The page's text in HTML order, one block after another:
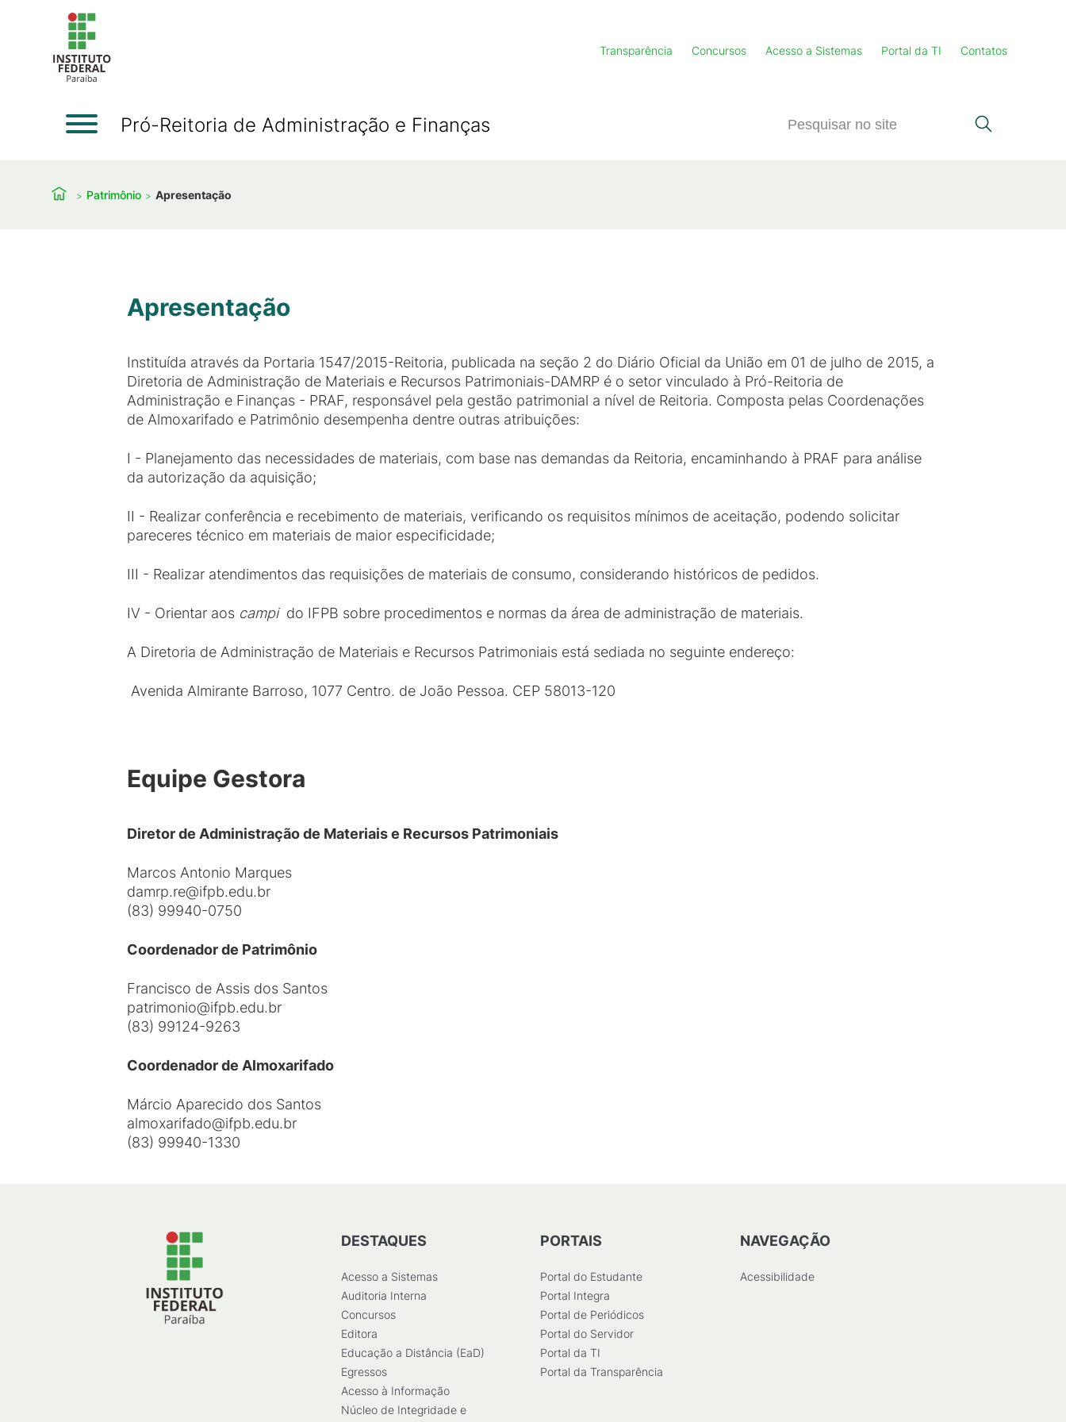
Transparência Concursos Acesso a Sistemas Portal da TI Contatos
Pró-Reitoria de Administração e Finanças
Patrimônio Apresentação
Apresentação
Instituída através da Portaria 1547/2015-Reitoria, publicada na seção 2 do Diário Oficial da União em 01 de julho de 2015, a
Diretoria de Administração de Materiais e Recursos Patrimoniais-DAMRP é o setor vinculado à Pró-Reitoria de
Administração e Finanças - PRAF, responsável pela gestão patrimonial a nível de Reitoria. Composta pelas Coordenações
de Almoxarifado e Patrimônio desempenha dentre outras atribuições:
I - Planejamento das necessidades de materiais, com base nas demandas da Reitoria, encaminhando à PRAF para análise
da autorização da aquisição;
II - Realizar conferência e recebimento de materiais, verificando os requisitos mínimos de aceitação, podendo solicitar
pareceres técnico em materiais de maior especificidade;
III - Realizar atendimentos das requisições de materiais de consumo, considerando históricos de pedidos.
IV - Orientar aos campi do IFPB sobre procedimentos e normas da área de administração de materiais.
A Diretoria de Administração de Materiais e Recursos Patrimoniais está sediada no seguinte endereço:
Avenida Almirante Barroso, 1077 Centro. de João Pessoa. CEP 58013-120
Equipe Gestora
Diretor de Administração de Materiais e Recursos Patrimoniais
Marcos Antonio Marques
damrp.re@ifpb.edu.br
(83) 99940-0750
Coordenador de Patrimônio
Francisco de Assis dos Santos
patrimonio@ifpb.edu.br
(83) 99124-9263
Coordenador de Almoxarifado
Márcio Aparecido dos Santos
almoxarifado@ifpb.edu.br
(83) 99940-1330
DESTAQUES
Acesso a Sistemas
Auditoria Interna
Concursos
Editora
Educação a Distância (EaD)
Egressos
Acesso à Informação
Núcleo de Integridade e
PORTAIS
Portal do Estudante
Portal Integra
Portal de Periódicos
Portal do Servidor
Portal da TI
Portal da Transparência
NAVEGAÇÃO
Acessibilidade